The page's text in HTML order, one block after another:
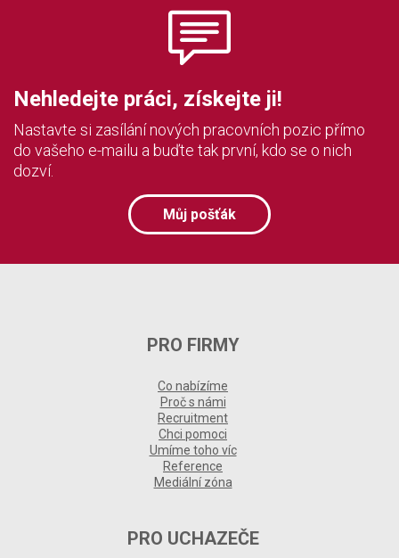
Nehledejte práci, získejte ji!
Nastavte si zasílání nových pracovních pozic přímo
do vašeho e-mailu a buďte tak první, kdo se o nich
dozví.
Můj pošťák
PRO FIRMY
Co nabízíme
Proč s námi
Recruitment
Chci pomoci
Umíme toho víc
Reference
Mediální zóna
PRO UCHAZEČE